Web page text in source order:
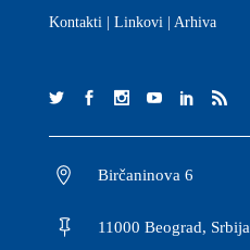
Kontakti Linkovi Arhiva
Birčaninova 6
11000 Beograd, Srbija